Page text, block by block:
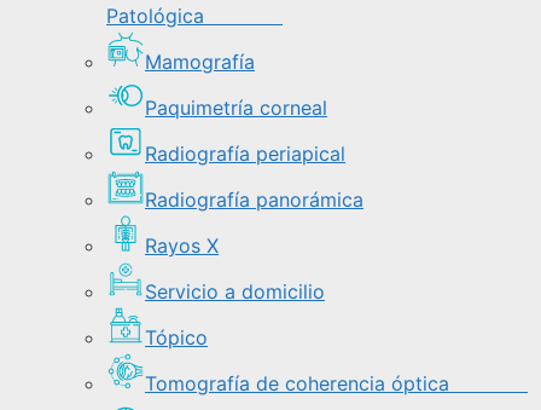
Patológica
Mamografía
Paquimetría corneal
Radiografía periapical
Radiografía panorámica
Rayos X
Servicio a domicilio
Tópico
Tomografía de coherencia óptica